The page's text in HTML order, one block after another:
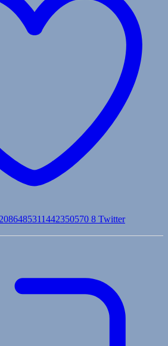
8 Twitter